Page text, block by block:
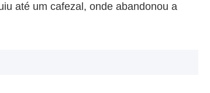
até um cafezal, onde abandonou a